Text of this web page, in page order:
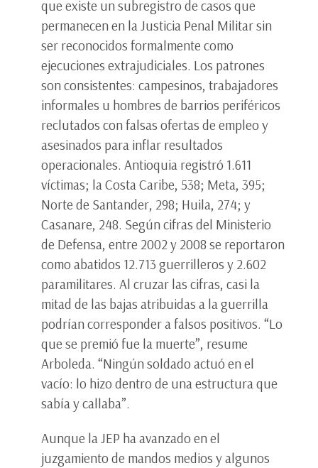
que existe un subregistro de casos que
permanecen en la Justicia Penal Militar sin
ser reconocidos formalmente como
ejecuciones extrajudiciales. Los patrones
son consistentes: campesinos, trabajadores
informales u hombres de barrios periféricos
reclutados con falsas ofertas de empleo y
asesinados para inflar resultados
operacionales. Antioquia registró 1.611
víctimas; la Costa Caribe, 538; Meta, 395;
Norte de Santander, 298; Huila, 274; y
Casanare, 248. Según cifras del Ministerio
de Defensa, entre 2002 y 2008 se reportaron
como abatidos 12.713 guerrilleros y 2.602
paramilitares. Al cruzar las cifras, casi la
mitad de las bajas atribuidas a la guerrilla
podrían corresponder a falsos positivos. “Lo
que se premió fue la muerte”, resume
Arboleda. “Ningún soldado actuó en el
vacío: lo hizo dentro de una estructura que
sabía y callaba”.
Aunque la JEP ha avanzado en el
juzgamiento de mandos medios y algunos